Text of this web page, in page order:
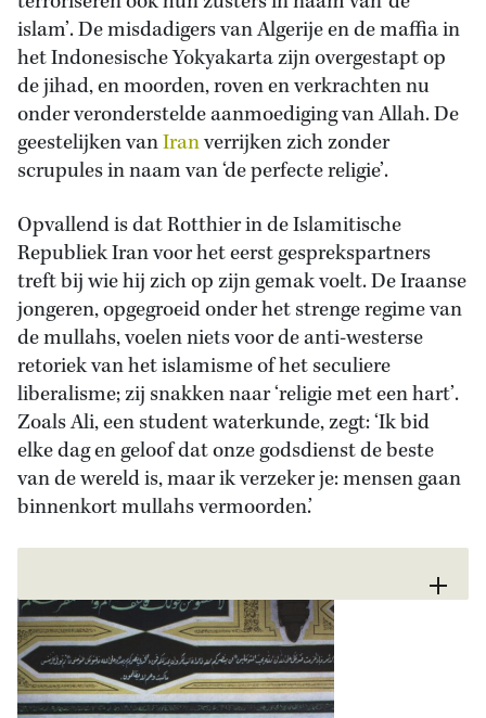
islam’. De misdadigers van Algerije en de maffia in
het Indonesische Yokyakarta zijn overgestapt op
de jihad, en moorden, roven en verkrachten nu
onder veronderstelde aanmoediging van Allah. De
geestelijken vanIranverrijken zich zonder
scrupules in naam van ‘de perfecte religie’.
Opvallend is dat Rotthier in de Islamitische
Republiek Iran voor het eerst gesprekspartners
treft bij wie hij zich op zijn gemak voelt. De Iraanse
jongeren, opgegroeid onder het strenge regime van
de mullahs, voelen niets voor de anti-westerse
retoriek van het islamisme of het seculiere
liberalisme; zij snakken naar ‘religie met een hart’.
Zoals Ali, een student waterkunde, zegt: ‘Ik bid
elke dag en geloof dat onze godsdienst de beste
van de wereld is, maar ik verzeker je: mensen gaan
binnenkort mullahs vermoorden.’